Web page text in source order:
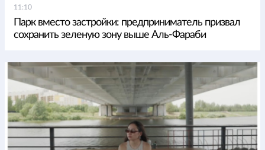
11:10
Парк вместо застройки: предприниматель призвал
сохранить зеленую зону выше Аль-Фараби